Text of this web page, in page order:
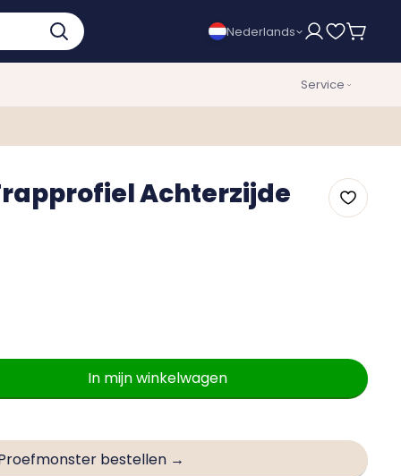
Nederlands
Service
Achterzijde
In mijn winkelwagen
bestellen →